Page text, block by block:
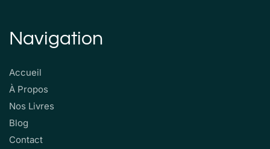
Navigation
Accueil
À Propos
Nos Livres
Blog
Contact